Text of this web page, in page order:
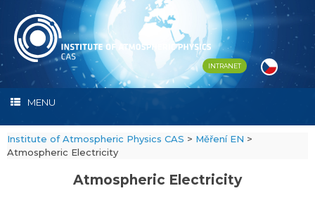
content
INTRANET
MENU
Institute of Atmospheric Physics CAS > Měření EN >
Atmospheric Electricity
Atmospheric Electricity